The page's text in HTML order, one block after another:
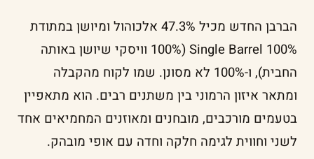
הברבן החדש מכיל 47.3% אלכוהול ומיושן במתודת
100% Single Barrel (100% וויסקי שיושן באותה
החבית), ו-100% לא מסונן. שמו לקוח מהקבלה
ומתאר איזון הרמוני בין משתנים רבים. הוא מתאפיין
בטעמים מורכבים, מובחנים ומאוזנים המחמיאים אחד
לשני וחווית לגימה חלקה וחדה עם אופי מובהק.